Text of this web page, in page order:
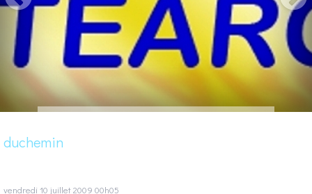
duchemin
vendredi 10 juillet 2009 00h05